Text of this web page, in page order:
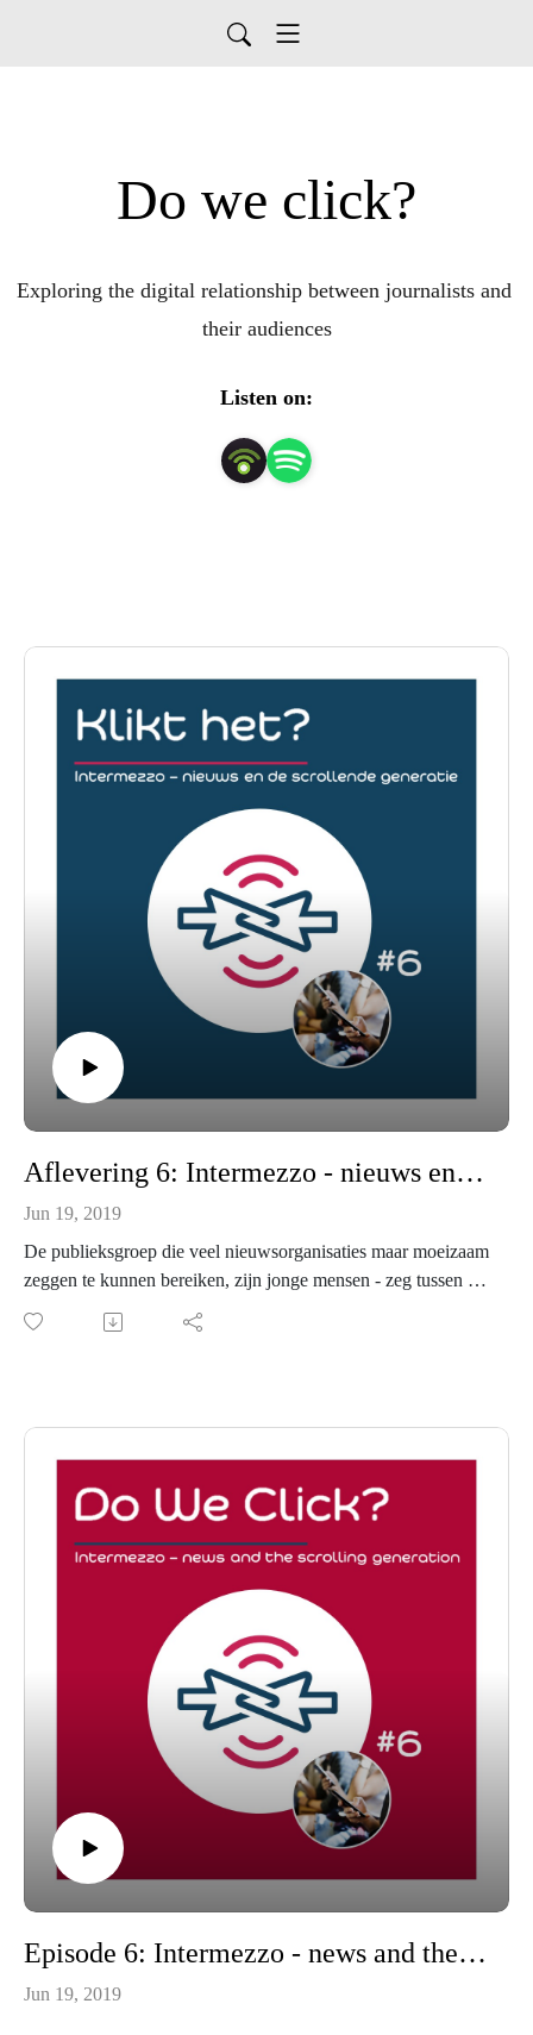
Do we click?
Exploring the digital relationship between journalists and
their audiences
Listen on:
Aflevering 6: Intermezzo - nieuws en de scrollende generatie
Jun 19, 2019
De publieksgroep die veel nieuwsorganisaties maar moeizaam
zeggen te kunnen bereiken, zijn jonge mensen - zeg tussen de
18 en 28 jaar. Het is lastig ze te interesseren voor nieuws en
hen te betrekken. Dit kan een probleem zijn - ze zijn immers
van jongeren. Ze delen de resultaten van een kleinschalige
and Media aan de Erasmus Universiteit Rotterdam.
Episode 6: Intermezzo - news and the scrolling generation
Jun 19, 2019